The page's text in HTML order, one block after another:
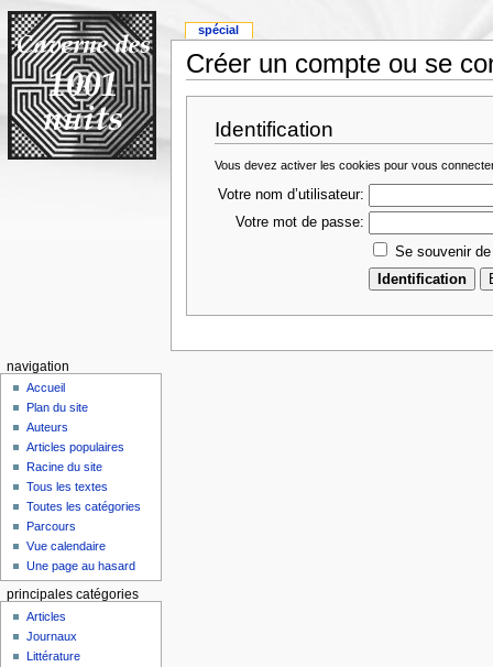
Créer un compte ou se
Identification
Vous devez activer les cookies pour vous
Votre nom d’utilisateur:
Votre mot de passe:
Se souvenir
spécial
navigation
Accueil
Plan du site
Auteurs
Articles populaires
Racine du site
Tous les textes
Toutes les catégories
Parcours
Vue calendaire
Une page au hasard
principales catégories
Articles
Journaux
Littérature